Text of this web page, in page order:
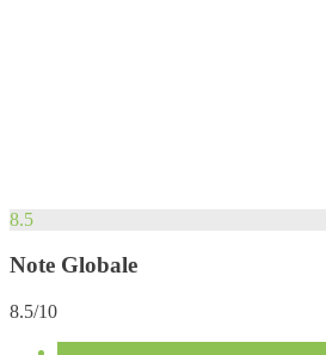
8.5
Note Globale
8.5/10